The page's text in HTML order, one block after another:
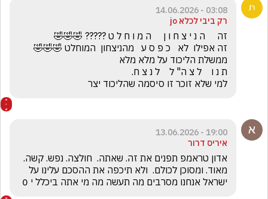
03:08 - 14.06.2026
רק ביבי לכלא jo
למי שלא זוכר זו סיסמה שהליכוד יצר
19:00 - 13.06.2026
איריס דרור
ישראל אנחנו מסרבים מה תעשה מה מי אתה ביכלל י 0